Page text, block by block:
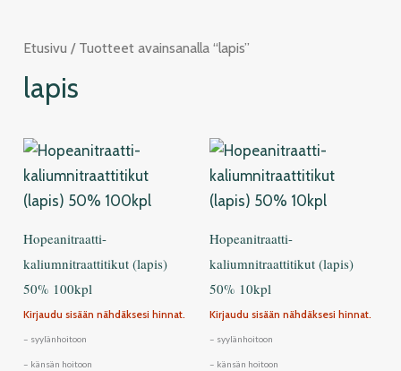
Etusivu / Tuotteet avainsanalla “lapis”
lapis
Hopeanitraatti-
kaliumnitraattitikut (lapis)
50% 100kpl
Kirjaudu sisään nähdäksesi hinnat.
– syylänhoitoon
– känsän hoitoon
Hopeanitraatti-
kaliumnitraattitikut (lapis)
50% 10kpl
Kirjaudu sisään nähdäksesi hinnat.
– syylänhoitoon
– känsän hoitoon